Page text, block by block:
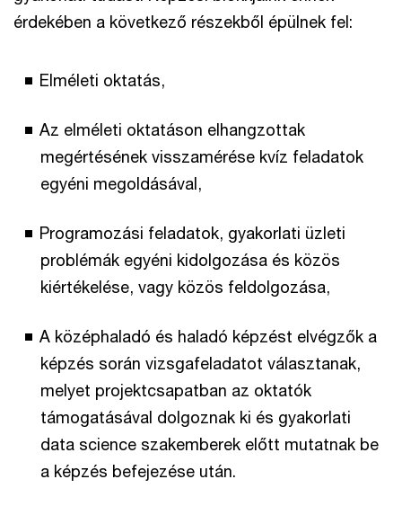
érdekében a következő részekből épülnek fel:
Elméleti oktatás,
Az elméleti oktatáson elhangzottak
megértésének visszamérése kvíz feladatok
egyéni megoldásával,
Programozási feladatok, gyakorlati üzleti
problémák egyéni kidolgozása és közös
kiértékelése, vagy közös feldolgozása,
A középhaladó és haladó képzést elvégzők a
képzés során vizsgafeladatot választanak,
melyet projektcsapatban az oktatók
támogatásával dolgoznak ki és gyakorlati
data science szakemberek előtt mutatnak be
a képzés befejezése után.